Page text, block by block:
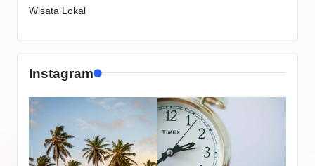
Wisata Lokal
Instagram